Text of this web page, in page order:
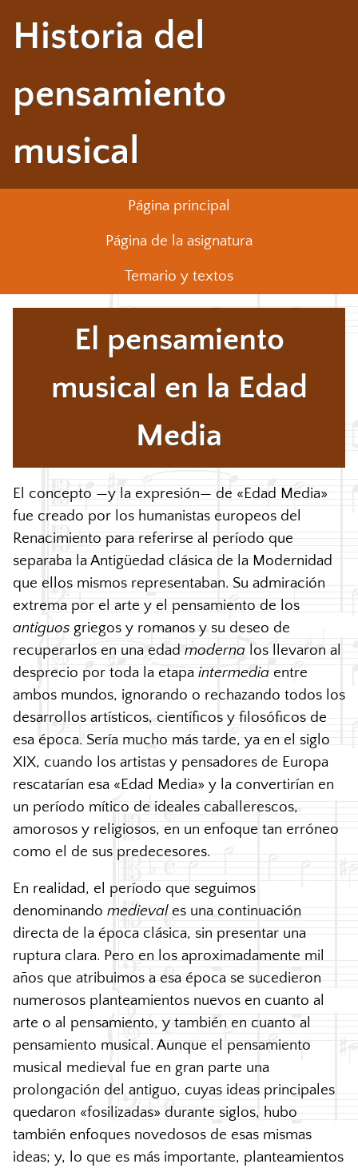
Historia del
pensamiento
musical
Página principal
Página de la asignatura
Temario y textos
El pensamiento
musical en la Edad
Media
El concepto —y la expresión— de «Edad Media»
fue creado por los humanistas europeos del
Renacimiento para referirse al período que
separaba la Antigüedad clásica de la Modernidad
que ellos mismos representaban. Su admiración
extrema por el arte y el pensamiento de los
antiguos griegos y romanos y su deseo de
recuperarlos en una edad moderna los llevaron al
desprecio por toda la etapa intermedia entre
ambos mundos, ignorando o rechazando todos los
desarrollos artísticos, científicos y filosóficos de
esa época. Sería mucho más tarde, ya en el siglo
XIX, cuando los artistas y pensadores de Europa
rescatarían esa «Edad Media» y la convertirían en
un período mítico de ideales caballerescos,
amorosos y religiosos, en un enfoque tan erróneo
como el de sus predecesores.
En realidad, el período que seguimos
denominando medievales una continuación
directa de la época clásica, sin presentar una
ruptura clara. Pero en los aproximadamente mil
años que atribuimos a esa época se sucedieron
numerosos planteamientos nuevos en cuanto al
arte o al pensamiento, y también en cuanto al
pensamiento musical. Aunque el pensamiento
musical medieval fue en gran parte una
prolongación del antiguo, cuyas ideas principales
quedaron «fosilizadas» durante siglos, hubo
también enfoques novedosos de esas mismas
ideas; y, lo que es más importante, planteamientos